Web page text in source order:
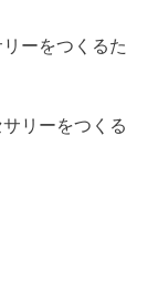
ーをつくるた
リーをつくる